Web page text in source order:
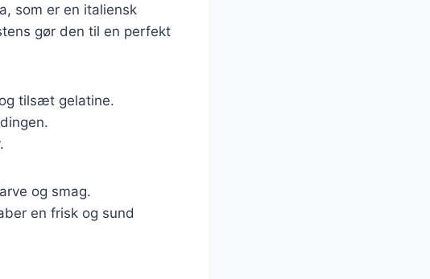
som er en italiensk
gør den til en perfekt
tilsæt gelatine.
og smag.
en frisk og sund